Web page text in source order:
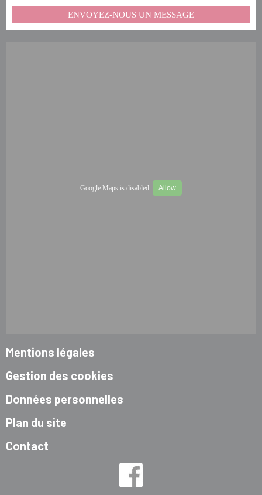
ENVOYEZ-NOUS UN MESSAGE
Google Maps is disabled. Allow
Mentions légales
Gestion des cookies
Données personnelles
Plan du site
Contact